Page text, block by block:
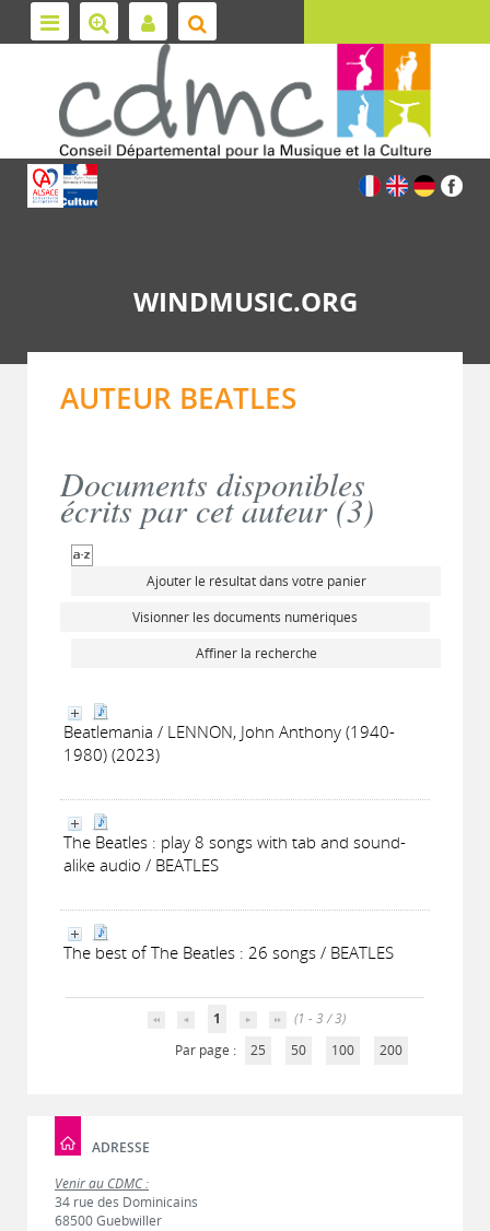
WINDMUSIC.ORG
AUTEUR BEATLES
Documents disponibles
écrits par cet auteur (3)
Ajouter le résultat dans votre panier
Visionner les documents numériques
Affiner la recherche
Beatlemania / LENNON, John Anthony (1940-
1980) (2023)
The Beatles : play 8 songs with tab and sound-
alike audio / BEATLES
The best of The Beatles : 26 songs / BEATLES
1
(1 - 3 / 3)
Par page :
25 50 100 200
ADRESSE
Venir au CDMC :
34 rue des Dominicains
68500 Guebwiller